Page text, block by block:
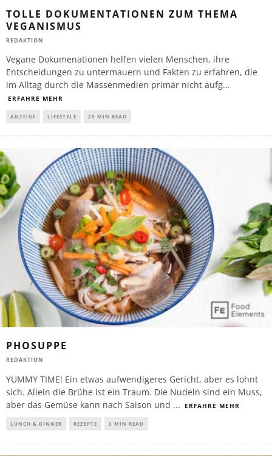
TOLLE DOKUMENTATIONEN ZUM THEMA
VEGANISMUS
REDAKTION
Vegane Dokumenationen helfen vielen Menschen, ihre
Entscheidungen zu untermauern und Fakten zu erfahren, die
im Alltag durch die Massenmedien primär nicht aufg...
ERFAHRE MEHR
ANZEIGE LIFESTYLE 20 MIN READ
PHOSUPPE
REDAKTION
YUMMY TIME! Ein etwas aufwendigeres Gericht, aber es lohnt
sich. Allein die Brühe ist ein Traum. Die Nudeln sind ein Muss,
aber das Gemüse kann nach Saison und ... ERFAHRE MEHR
LUNCH & DINNER REZEPTE 3 MIN READ